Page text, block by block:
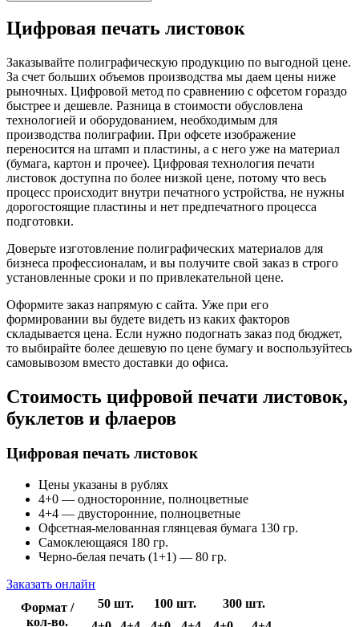
Цифровая печать листовок
Заказывайте полиграфическую продукцию по выгодной цене.
За счет больших объемов производства мы даем цены ниже
рыночных. Цифровой метод по сравнению с офсетом гораздо
быстрее и дешевле. Разница в стоимости обусловлена
технологией и оборудованием, необходимым для
производства полиграфии. При офсете изображение
переносится на штамп и пластины, а с него уже на материал
(бумага, картон и прочее). Цифровая технология печати
листовок доступна по более низкой цене, потому что весь
процесс происходит внутри печатного устройства, не нужны
дорогостоящие пластины и нет предпечатного процесса
подготовки.
Доверьте изготовление полиграфических материалов для
бизнеса профессионалам, и вы получите свой заказ в строго
установленные сроки и по привлекательной цене.
Оформите заказ напрямую с сайта. Уже при его
формировании вы будете видеть из каких факторов
складывается цена. Если нужно подогнать заказ под бюджет,
то выбирайте более дешевую по цене бумагу и воспользуйтесь
самовывозом вместо доставки до офиса.
Стоимость цифровой печати листовок,
буклетов и флаеров
Цифровая печать листовок
Цены указаны в рублях
4+0 — односторонние, полноцветные
4+4 — двусторонние, полноцветные
Офсетная-мелованная глянцевая бумага 130 гр.
Самоклеющаяся 180 гр.
Черно-белая печать (1+1) — 80 гр.
Заказать онлайн
Формат /
кол-во.
50 шт. 100 шт.
300 шт.